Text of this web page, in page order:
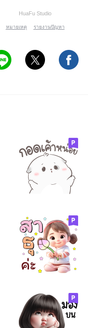
HuaFu Studio
หมายเหตุ รายงานปัญหา